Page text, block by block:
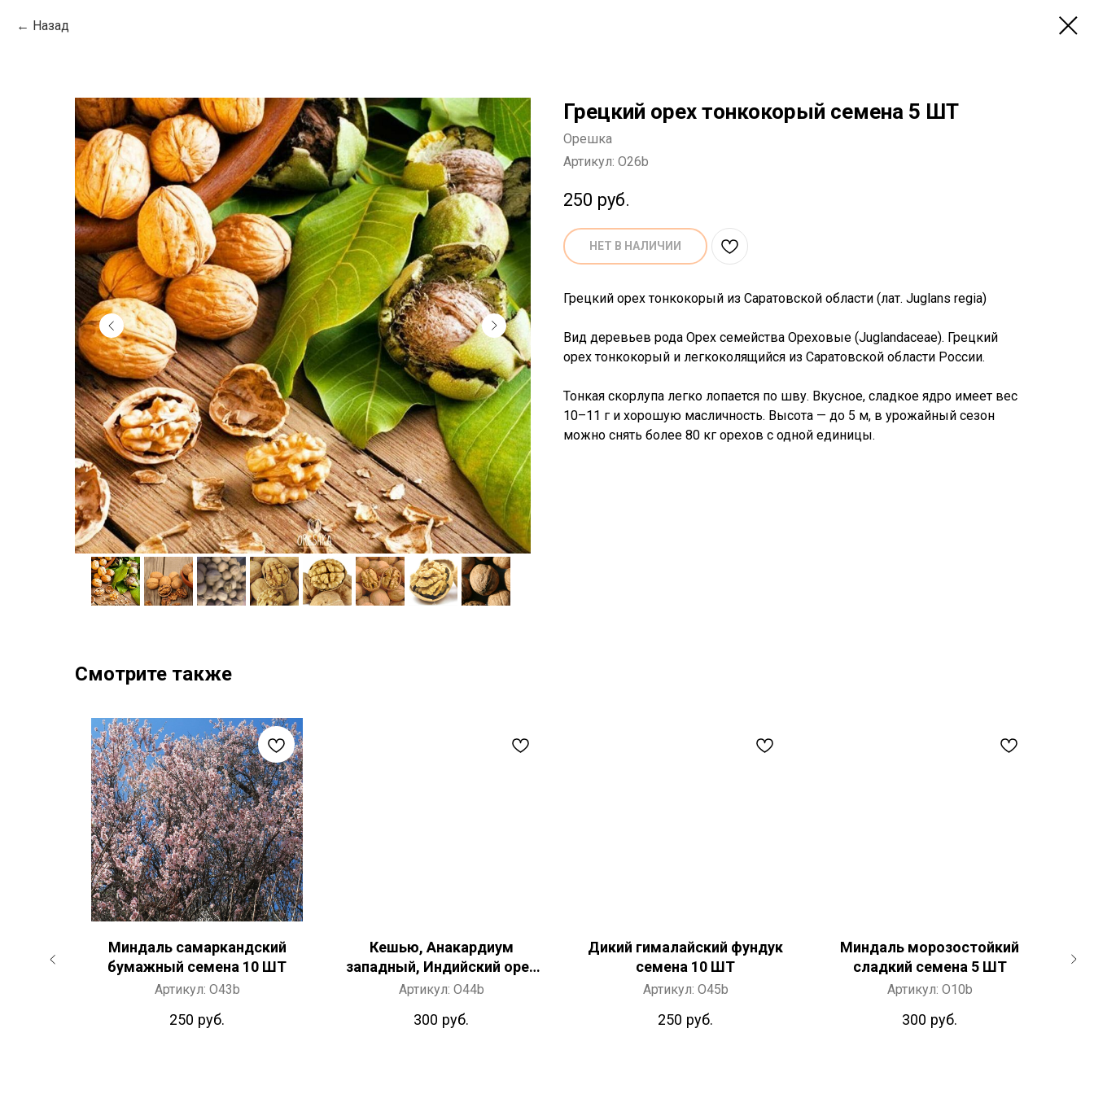
Назад
Грецкий орех тонкокорый семена 5 ШТ
Орешка
Артикул: O26b
250 руб.
НЕТ В НАЛИЧИИ
Грецкий орех тонкокорый из Саратовской области (лат. Juglans regia)
Вид деревьев рода Орех семейства Ореховые (Juglandaceae). Грецкий
орех тонкокорый и легкоколящийся из Саратовской области России.
Тонкая скорлупа легко лопается по шву. Вкусное, сладкое ядро имеет вес
10–11 г и хорошую масличность. Высота — до 5 м, в урожайный сезон
можно снять более 80 кг орехов с одной единицы.
Смотрите также
Миндаль самаркандский
бумажный семена 10 ШТ
Артикул: O43b
250 руб.
Кешью, Анакардиум
западный, Индийский орех
семена 3 ШТ
Артикул: O44b
300 руб.
Дикий гималайский фундук
семена 10 ШТ
Артикул: O45b
250 руб.
Миндаль морозостойкий
сладкий семена 5 ШТ
Артикул: O10b
300 руб.